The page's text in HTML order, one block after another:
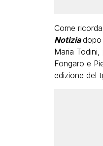
Come ricorda
Notiziadopo
Maria
Fongaro e
edizione del